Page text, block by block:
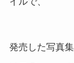
発売した写真集